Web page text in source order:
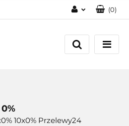
Zaloguj się
Zarejestruj się
(0)
0%
10x0% Przelewy24